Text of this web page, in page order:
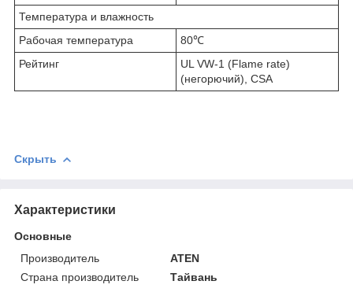
Температура и влажность
Рабочая температура
80℃
Рейтинг
UL VW-1 (Flame rate)
(негорючий), CSA
Скрыть
Характеристики
Основные
Производитель
ATEN
Страна производитель
Тайвань